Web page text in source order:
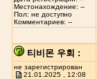
Местонахождение: --
Пол: не доступно
Комментариев: --
티비몬 우회 :
не зарегистрирован
21.01.2025 , 12:08